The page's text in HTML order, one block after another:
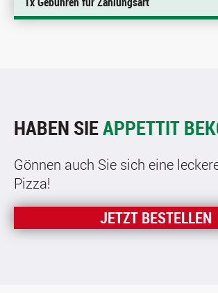
HABEN SIEAPPETTIT
Gönnen auch Sie sich eine
Pizza!
JETZT BESTELLEN